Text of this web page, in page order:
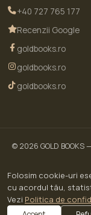
+40 727 765 177
Recenzii Google
goldbooks.ro
goldbooks.ro
goldbooks.ro
© 2026 GOLD BOOKS—
© 2026 GoldBooks · un
ANPC —
Site dezvoltat
Folosim cookie-uri
cu acordul tău,
Vezi Politica de